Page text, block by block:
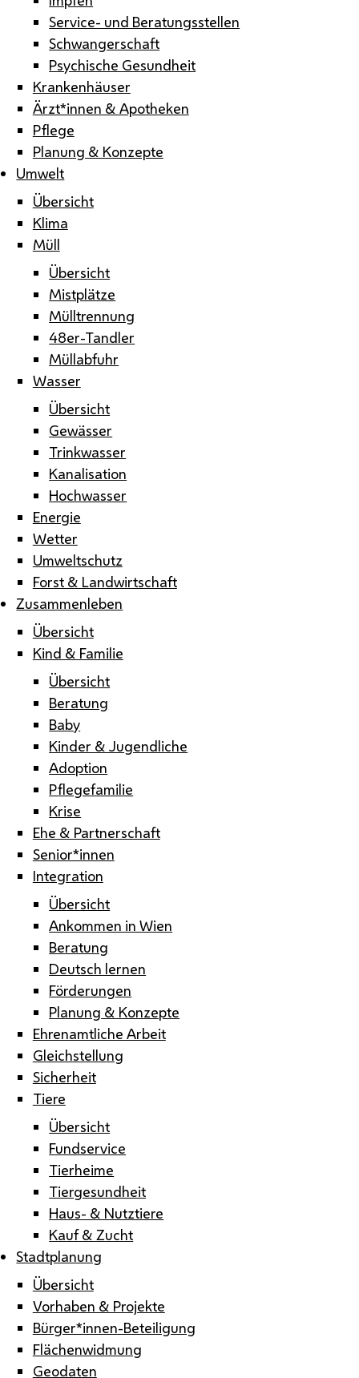
Service- und Beratungsstellen
Schwangerschaft
Psychische Gesundheit
Krankenhäuser
Ärzt*innen & Apotheken
Pflege
Planung & Konzepte
Umwelt
Übersicht
Klima
Müll
Übersicht
Mistplätze
Mülltrennung
48er-Tandler
Müllabfuhr
Wasser
Übersicht
Gewässer
Trinkwasser
Kanalisation
Hochwasser
Energie
Wetter
Umweltschutz
Forst & Landwirtschaft
Zusammenleben
Übersicht
Kind & Familie
Übersicht
Beratung
Baby
Kinder & Jugendliche
Adoption
Pflegefamilie
Krise
Ehe & Partnerschaft
Senior*innen
Integration
Übersicht
Ankommen in Wien
Beratung
Deutsch lernen
Förderungen
Planung & Konzepte
Ehrenamtliche Arbeit
Gleichstellung
Sicherheit
Tiere
Übersicht
Fundservice
Tierheime
Tiergesundheit
Haus- & Nutztiere
Kauf & Zucht
Stadtplanung
Übersicht
Vorhaben & Projekte
Bürger*innen-Beteiligung
Flächenwidmung
Geodaten